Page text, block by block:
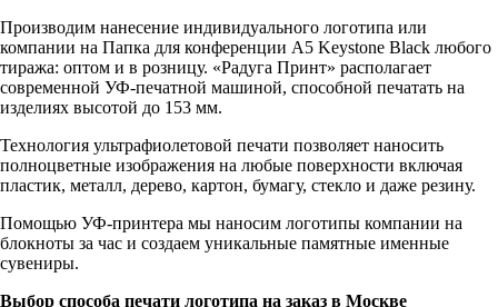
Производим нанесение индивидуального логотипа или
компании на Папка для конференции А5 Keystone Black любого
тиража: оптом и в розницу. «Радуга Принт» располагает
современной УФ-печатной машиной, способной печатать на
изделиях высотой до 153 мм.
Технология ультрафиолетовой печати позволяет наносить
полноцветные изображения на любые поверхности включая
пластик, металл, дерево, картон, бумагу, стекло и даже резину.
Помощью УФ-принтера мы наносим логотипы компании на
блокноты за час и создаем уникальные памятные именные
сувениры.
Выбор способа печати логотипа на заказ в Москве